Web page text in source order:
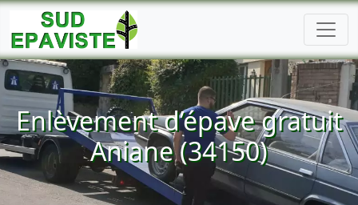
Enlèvement d’épave gratuit
Aniane (34150)